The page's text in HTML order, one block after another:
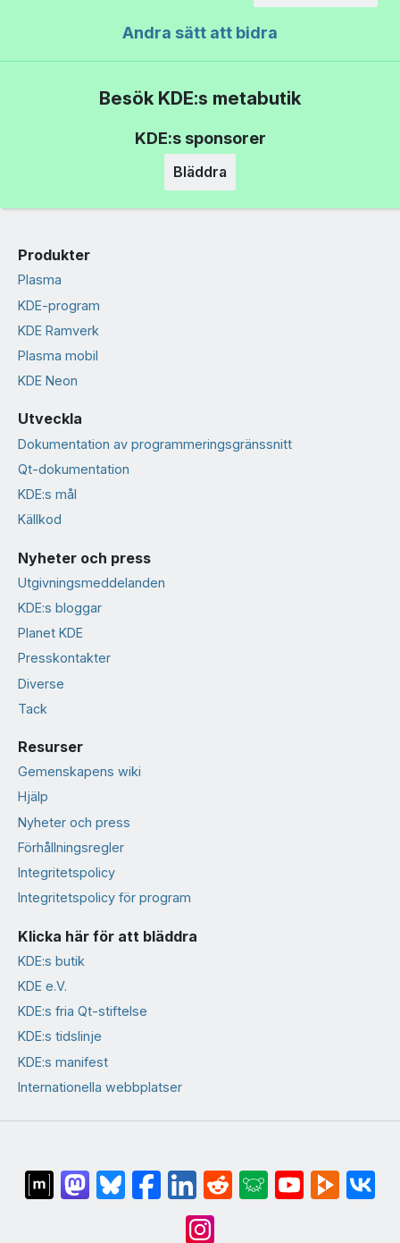
Andra sätt att bidra
Besök KDE:s metabutik
KDE:s sponsorer
Bläddra
Produkter
Plasma
KDE-program
KDE Ramverk
Plasma mobil
KDE Neon
Utveckla
Dokumentation av programmeringsgränssnitt
Qt-dokumentation
KDE:s mål
Källkod
Nyheter och press
Utgivningsmeddelanden
KDE:s bloggar
Planet KDE
Presskontakter
Diverse
Tack
Resurser
Gemenskapens wiki
Hjälp
Nyheter och press
Förhållningsregler
Integritetspolicy
Integritetspolicy för program
Klicka här för att bläddra
KDE:s butik
KDE e.V.
KDE:s fria Qt-stiftelse
KDE:s tidslinje
KDE:s manifest
Internationella webbplatser